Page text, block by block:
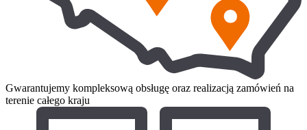
Gwarantujemy kompleksową obsługę oraz realizacją zamówień na
terenie całego kraju